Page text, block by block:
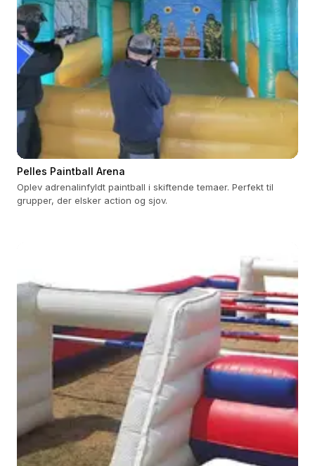
Pelles Paintball Arena
Oplev adrenalinfyldt paintball i skiftende temaer. Perfekt til
grupper, der elsker action og sjov.